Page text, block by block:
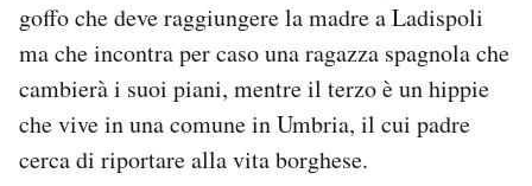
goffo che deve raggiungere la madre a Ladispoli
ma che incontra per caso una ragazza spagnola che
cambierà i suoi piani, mentre il terzo è un hippie
che vive in una comune in Umbria, il cui padre
cerca di riportare alla vita borghese.